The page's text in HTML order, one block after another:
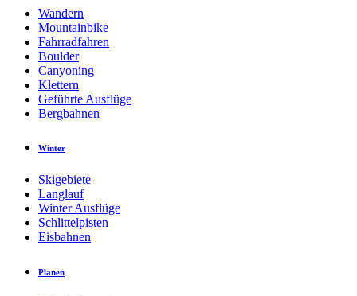
Wandern
Mountainbike
Fahrradfahren
Boulder
Canyoning
Klettern
Geführte Ausflüge
Bergbahnen
Winter
Skigebiete
Langlauf
Winter Ausflüge
Schlittelpisten
Eisbahnen
Planen